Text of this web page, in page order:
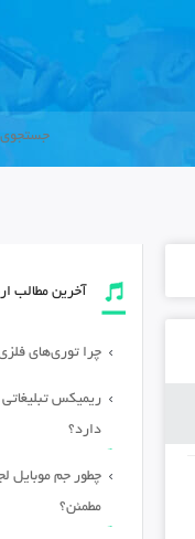
آخرین مطالب
چرا توری‌های
ریمیکس
دارد؟
چطور جم موبایل
مطمئن؟